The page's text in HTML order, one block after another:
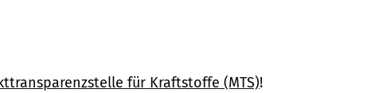
für Kraftstoffe (MTS)!